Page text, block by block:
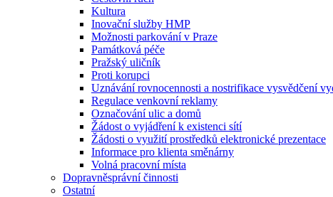
Kultura
Inovační služby HMP
Možnosti parkování v Praze
Památková péče
Pražský uličník
Proti korupci
Uznávání rovnocennosti a nostrifikace vysvědčení
Regulace venkovní reklamy
Označování ulic a domů
Žádost o vyjádření k existenci sítí
Žádosti o využití prostředků elektronické prezentace
Informace pro klienta směnárny
Volná pracovní místa
Dopravněsprávní činnosti
Ostatní